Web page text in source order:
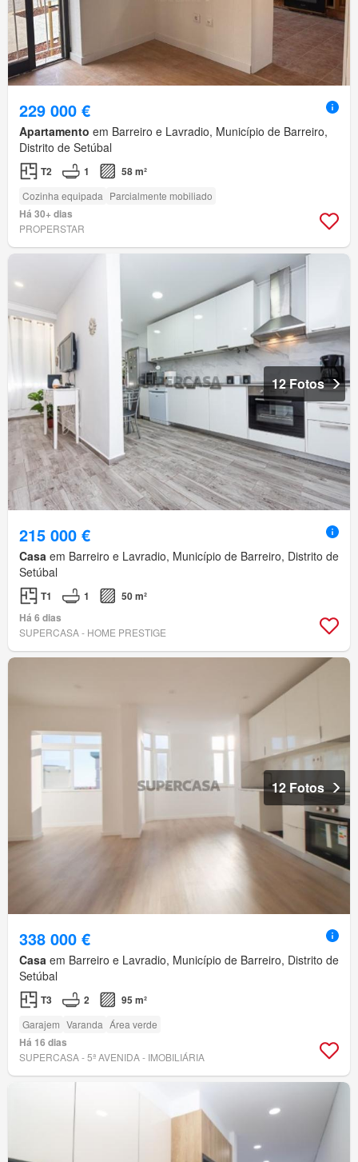
229 000 €
Apartamento em Barreiro e Lavradio, Município de Barreiro,
Distrito de Setúbal
T2 1 58 m²
Cozinha equipada Parcialmente mobiliado
Há 30+ dias
PROPERSTAR
12 Fotos
215 000 €
Casa em Barreiro e Lavradio, Município de Barreiro, Distrito de
Setúbal
T1 1
50 m²
Há 6 dias
SUPERCASA - HOME PRESTIGE
12 Fotos
338 000 €
Casa em Barreiro e Lavradio, Município de Barreiro, Distrito de
Setúbal
T3 2 95 m²
Garajem Varanda Área verde
Há 16 dias
SUPERCASA - 5ª AVENIDA - IMOBILIÁRIA